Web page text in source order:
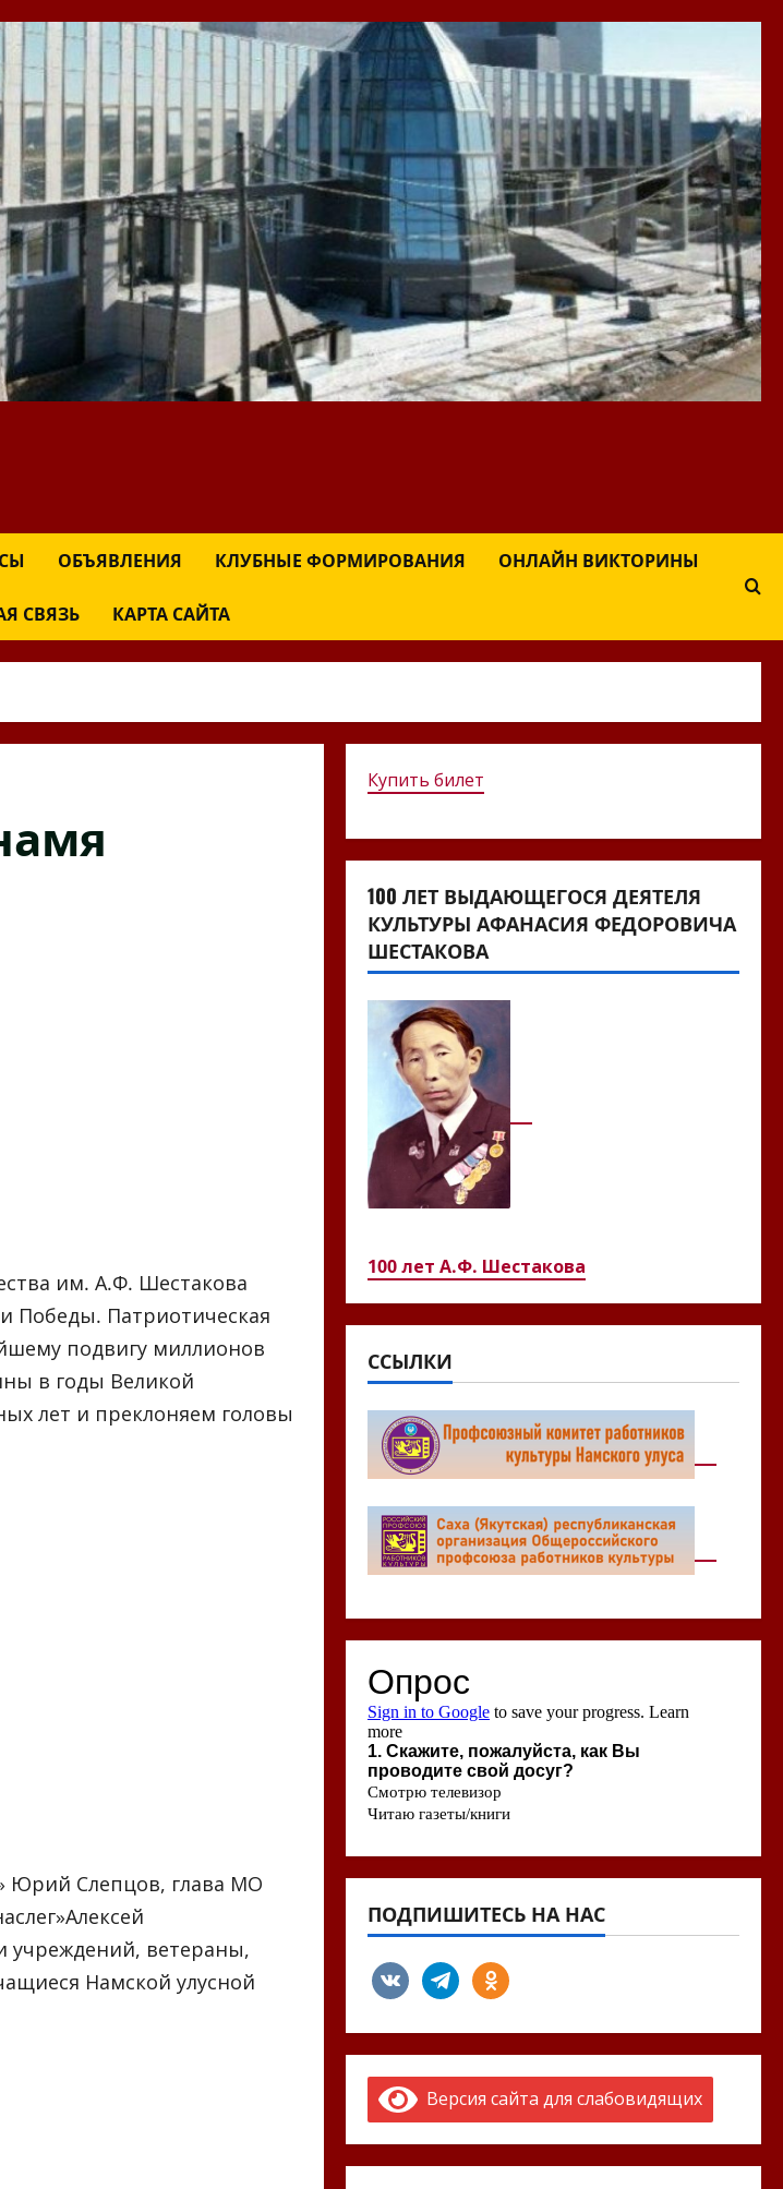
ОБЪЯВЛЕНИЯ КЛУБНЫЕ ФОРМИРОВАНИЯ ОНЛАЙН ВИКТОРИНЫ
СВЯЗЬ КАРТА САЙТА
им. А.Ф. Шестакова
Победы. Патриотическая
подвигу миллионов
в годы Великой
лет и преклоняем головы
Слепцов, глава МО
учреждений, ветераны,
Намской улусной
Купить билет
100 ЛЕТ ВЫДАЮЩЕГОСЯ ДЕЯТЕЛЯ
КУЛЬТУРЫ АФАНАСИЯ ФЕДОРОВИЧА
ШЕСТАКОВА
100 лет А.Ф. Шестакова
ССЫЛКИ
ПОДПИШИТЕСЬ НА НАС
vkontaktetelegramodnoklassniki
Версия сайта для слабовидящих